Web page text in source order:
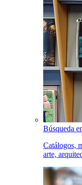
Búsqueda
Catálogos,
arte,